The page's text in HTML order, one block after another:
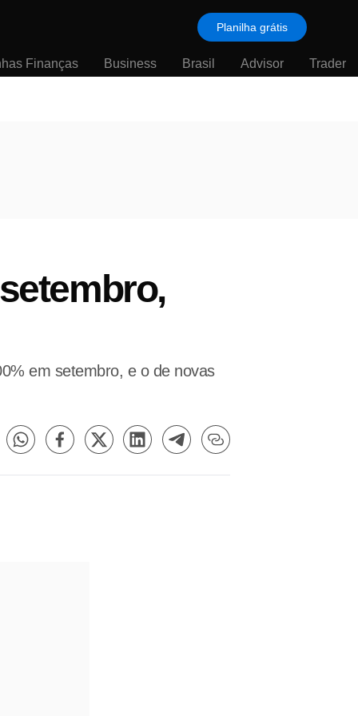
Planilha grátis
Finanças Business Brasil Advisor Trader
em setembro, e o de novas